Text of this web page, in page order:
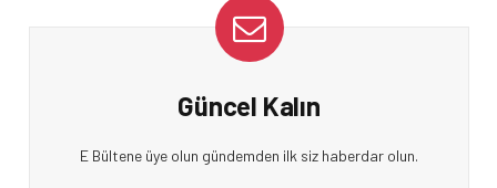
Güncel Kalın
E Bültene üye olun gündemden ilk siz haberdar olun.